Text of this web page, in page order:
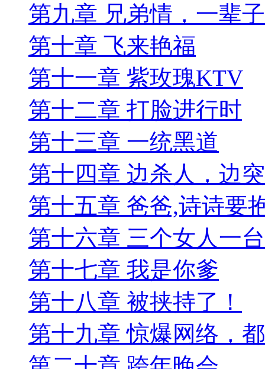
第九章 兄弟情，一辈子
第十章 飞来艳福
第十一章 紫玫瑰KTV
第十二章 打脸进行时
第十三章 一统黑道
第十四章 边杀人，边
第十五章 爸爸,诗诗要
第十六章 三个女人一
第十七章 我是你爹
第十八章 被挟持了！
第十九章 惊爆网络，